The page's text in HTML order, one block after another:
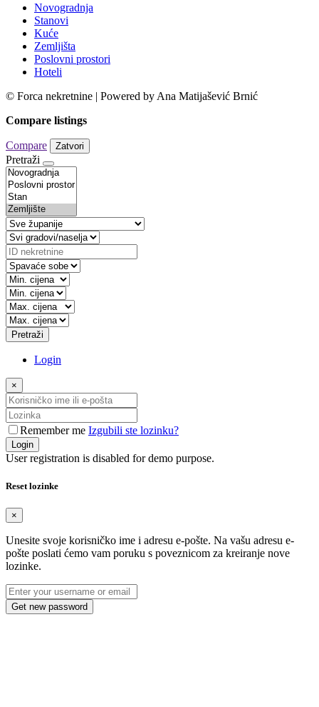
Novogradnja
Stanovi
Kuće
Zemljišta
Poslovni prostori
Hoteli
© Forca nekretnine | Powered by Ana Matijašević Brnić
Compare listings
Compare Zatvori
Pretraži
Pretraži
Login
×
Remember me Izgubili ste lozinku?
Login
User registration is disabled for demo purpose.
Reset lozinke
×
Unesite svoje korisničko ime i adresu e-pošte. Na vašu adresu e-
pošte poslati ćemo vam poruku s poveznicom za kreiranje nove
lozinke.
Get new password